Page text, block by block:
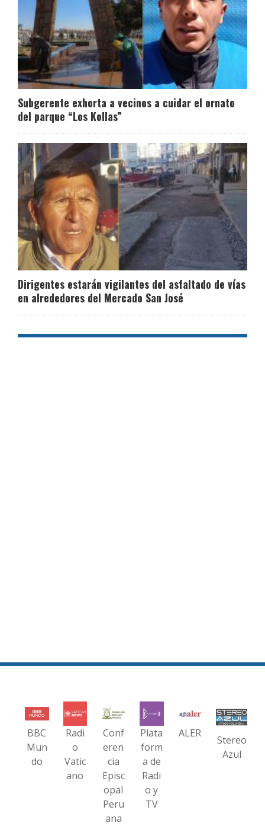
Subgerente exhorta a vecinos a cuidar el ornato
del parque “Los Kollas”
Dirigentes estarán vigilantes del asfaltado de vías
en alrededores del Mercado San José
BBC
Mun
do
Radi
o
Vatic
ano
Conf
eren
cia
Episc
opal
Peru
ana
Plata
form
a de
Radi
o y
TV
ALER
Stereo
Azul